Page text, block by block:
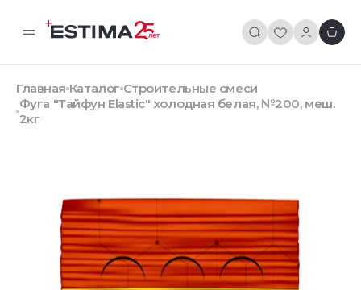
Главная Каталог Строительные смеси
Фуга "Тайфун Elastic" холодная белая, №200, меш.
2кг